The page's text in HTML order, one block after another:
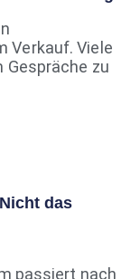
Verkauf. Viele
Gespräche zu
das
passiert nach